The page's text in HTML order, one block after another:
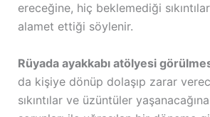
ereceğine, hiç beklemediği
alamet ettiği söylenir.
Rüyada ayakkabı atölyesi
da kişiye dönüp dolaşıp zarar
sıkıntılar ve üzüntüler